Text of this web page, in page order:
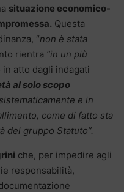
situazione economico-
Questa
“non è stata
rientra “in un più
in atto dagli indagati
al solo scopo
e in
come di fatto sta
del gruppo Statuto”.
che, per impedire agli
responsabilità,